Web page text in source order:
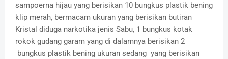
sampoerna hijau yang berisikan 10 bungkus plastik bening
klip merah, bermacam ukuran yang berisikan butiran
Kristal diduga narkotika jenis Sabu, 1 bungkus kotak
rokok gudang garam yang di dalamnya berisikan 2
bungkus plastik bening ukuran sedang yang berisikan